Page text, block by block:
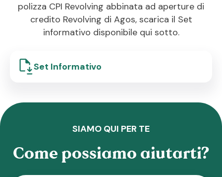
polizza CPI Revolving abbinata ad aperture di
credito Revolving di Agos, scarica il Set
informativo disponibile qui sotto.
Set Informativo
SIAMO QUI PER TE
Come possiamo aiutarti?